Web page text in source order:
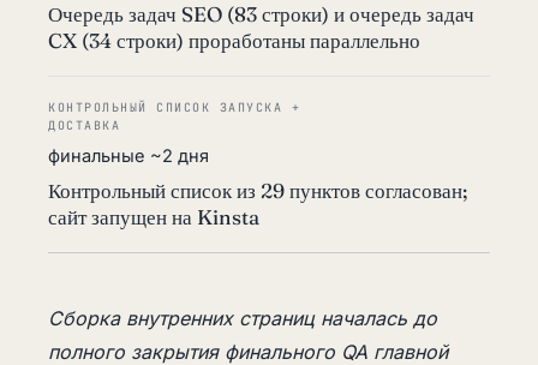
Очередь задач SEO (83 строки) и очередь задач
CX (34 строки) проработаны параллельно
КОНТРОЛЬНЫЙ СПИСОК ЗАПУСКА +
ДОСТАВКА
финальные ~2 дня
Контрольный список из 29 пунктов согласован;
сайт запущен на Kinsta
Сборка внутренних страниц началась до
полного закрытия финального QA главной